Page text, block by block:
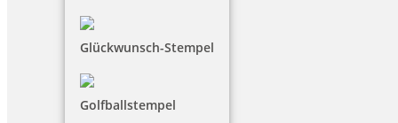
Glückwunsch-Stempel
Golfballstempel